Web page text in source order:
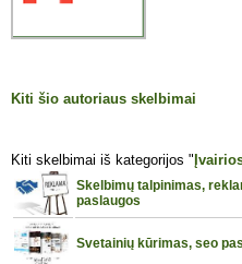
Kiti šio autoriaus skelbimai
Kiti skelbimai iš kategorijos "
Skelbimų talpinimas,
paslaugos
Svetainių kūrimas, seo